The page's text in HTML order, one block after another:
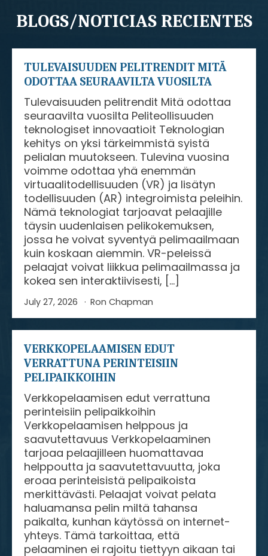
BLOGS/NOTICIAS RECIENTES
TULEVAISUUDEN PELITRENDIT MITÄ
ODOTTAA SEURAAVILTA VUOSILTA
Tulevaisuuden pelitrendit Mitä odottaa
seuraavilta vuosilta Peliteollisuuden
teknologiset innovaatioit Teknologian
kehitys on yksi tärkeimmistä syistä
pelialan muutokseen. Tulevina vuosina
voimme odottaa yhä enemmän
virtuaalitodellisuuden (VR) ja lisätyn
todellisuuden (AR) integroimista peleihin.
Nämä teknologiat tarjoavat pelaajille
täysin uudenlaisen pelikokemuksen,
jossa he voivat syventyä pelimaailmaan
kuin koskaan aiemmin. VR-peleissä
pelaajat voivat liikkua pelimaailmassa ja
kokea sen interaktiivisesti, […]
July 27, 2026 Ron Chapman
VERKKOPELAAMISEN EDUT
VERRATTUNA PERINTEISIIN
PELIPAIKKOIHIN
Verkkopelaamisen edut verrattuna
perinteisiin pelipaikkoihin
Verkkopelaamisen helppous ja
saavutettavuus Verkkopelaaminen
tarjoaa pelaajilleen huomattavaa
helppoutta ja saavutettavuutta, joka
eroaa perinteisistä pelipaikoista
merkittävästi. Pelaajat voivat pelata
haluamansa pelin miltä tahansa
paikalta, kunhan käytössä on internet-
yhteys. Tämä tarkoittaa, että
pelaaminen ei rajoitu tiettyyn aikaan tai